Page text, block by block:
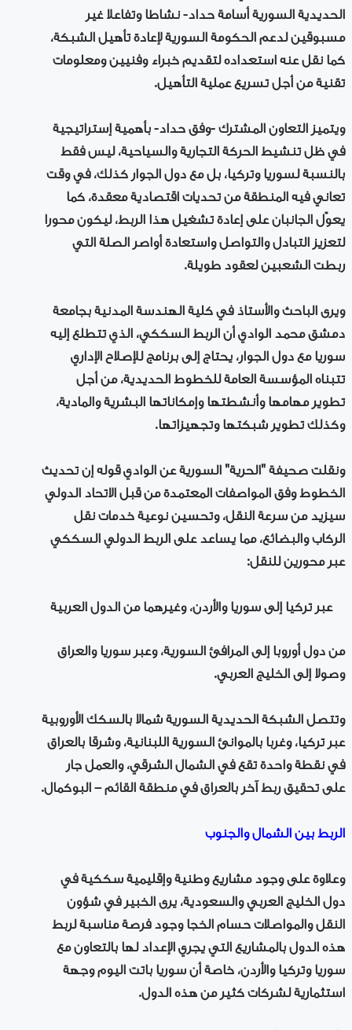
الحديدية السورية أسامة حداد- نشاطا وتفاعلا غير
مسبوقين لدعم الحكومة السورية لإعادة تأهيل الشبكة،
كما نقل عنه استعداده لتقديم خبراء وفنيين ومعلومات
تقنية من أجل تسريع عملية التأهيل.
ويتميز التعاون المشترك -وفق حداد- بأهمية إستراتيجية
في ظل تنشيط الحركة التجارية والسياحية، ليس فقط
بالنسبة لسوريا وتركيا، بل مع دول الجوار كذلك، في وقت
تعاني فيه المنطقة من تحديات اقتصادية معقدة، كما
يعوّل الجانبان على إعادة تشغيل هذا الربط، ليكون محورا
لتعزيز التبادل والتواصل واستعادة أواصر الصلة التي
ربطت الشعبين لعقود طويلة.
ويرى الباحث والأستاذ في كلية الهندسة المدنية بجامعة
دمشق محمد الوادي أن الربط السككي، الذي تتطلع إليه
سوريا مع دول الجوار، يحتاج إلى برنامج للإصلاح الإداري
تتبناه المؤسسة العامة للخطوط الحديدية، من أجل
تطوير مهامها وأنشطتها وإمكاناتها البشرية والمادية،
وكذلك تطوير شبكتها وتجهيزاتها.
ونقلت صحيفة "الحرية" السورية عن الوادي قوله إن تحديث
الخطوط وفق المواصفات المعتمدة من قبل الاتحاد الدولي
سيزيد من سرعة النقل، وتحسين نوعية خدمات نقل
الركاب والبضائع، مما يساعد على الربط الدولي السككي
عبر محورين للنقل:
عبر تركيا إلى سوريا والأردن، وغيرهما من الدول العربية
من دول أوروبا إلى المرافئ السورية، وعبر سوريا والعراق
وصولا إلى الخليج العربي.
وتتصل الشبكة الحديدية السورية شمالا بالسكك الأوروبية
عبر تركيا، وغربا بالموانئ السورية اللبنانية، وشرقا بالعراق
في نقطة واحدة تقع في الشمال الشرقي، والعمل جار
على تحقيق ربط آخر بالعراق في منطقة القائم – البوكمال.
الربط بين الشمال والجنوب
وعلاوة على وجود مشاريع وطنية وإقليمية سككية في
دول الخليج العربي والسعودية، يرى الخبير في شؤون
النقل والمواصلات حسام الخجا وجود فرصة مناسبة لربط
هذه الدول بالمشاريع التي يجري الإعداد لها بالتعاون مع
سوريا وتركيا والأردن، خاصة أن سوريا باتت اليوم وجهة
استثمارية لشركات كثير من هذه الدول.